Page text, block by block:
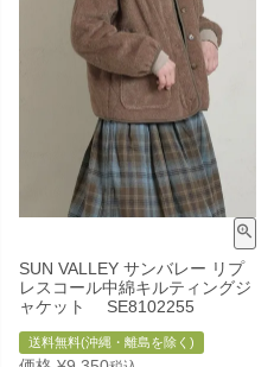
SUN VALLEY サンバレー リプ
レスコール中綿キルティングジ
ャケット SE8102255
送料無料(沖縄・離島を除く)